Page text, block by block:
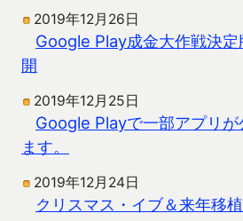
2019年12月26日
Google Play成金大作戦決
開
2019年12月25日
Google Playで一部アプリが
ます。
2019年12月24日
クリスマス・イブ＆来年移